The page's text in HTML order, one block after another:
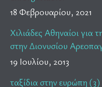
18 Φεβρουαρίου, 2021
Χιλιάδες Αθηναίοι
στην Διονυσίου
19 Ιουλίου, 2013
ταξίδια στην ευρώπη